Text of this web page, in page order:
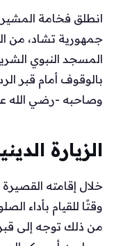
انطلق فخامة
جمهورية تشاد، من
المسجد النبوي
بالوقوف أمام قبر
وصاحبه -رضي الله
الزيارة
خلال إقامته
وقتًا للقيام بأداء
من ذلك توجه إلى